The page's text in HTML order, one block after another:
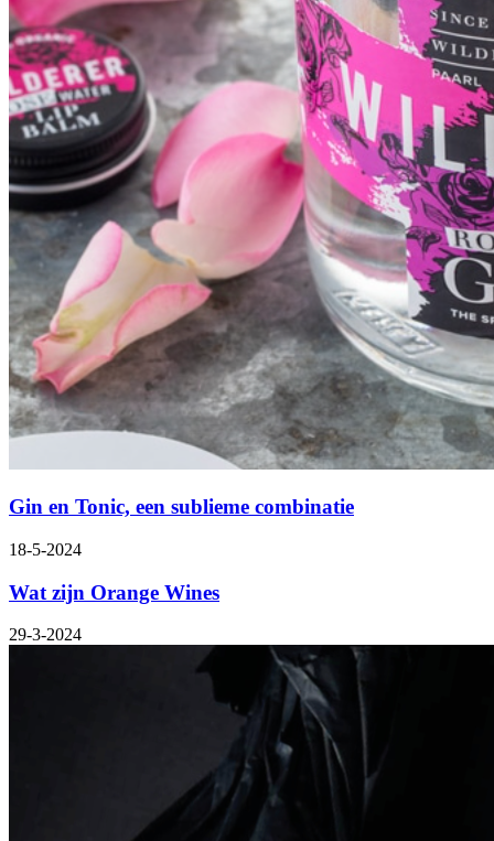
Gin en Tonic, een sublieme combinatie
18-5-2024
Wat zijn Orange Wines
29-3-2024